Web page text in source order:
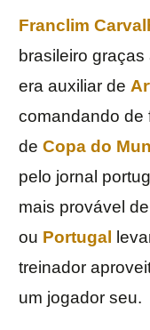
Franclim
brasileiro
era auxiliar de
comandando de
de Copa do
pelo jornal
mais provável
ou Portugal
treinador
um jogador seu.